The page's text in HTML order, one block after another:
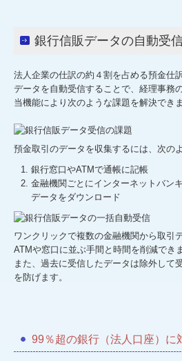
銀行信販データの自動受
法人企業の仕訳の約４割を占める預金仕
データを自動受信することで、経理事務
当機能により次のような課題を解決できま
預金取引のデータを収集するには、次の
銀行窓口やATMで通帳に記帳
金融機関ごとにインターネットバン
データをダウンロード
ワンクリックで複数の金融機関から取引
ATMや窓口に並ぶ手間と時間を削減できま
また、過去に受信したデータは除外して
を防げます。
99％超の銀行（法人口座）に